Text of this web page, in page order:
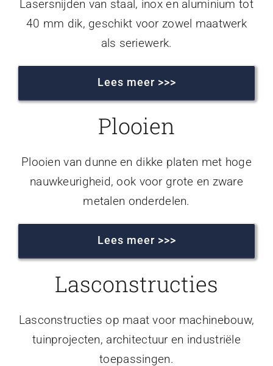
Lasersnijden van staal, inox en aluminium tot
40 mm dik, geschikt voor zowel maatwerk
als seriewerk.
Lees meer >>>
Plooien
Plooien van dunne en dikke platen met hoge
nauwkeurigheid, ook voor grote en zware
metalen onderdelen.
Lees meer >>>
Lasconstructies
Lasconstructies op maat voor machinebouw,
tuinprojecten, architectuur en industriële
toepassingen.